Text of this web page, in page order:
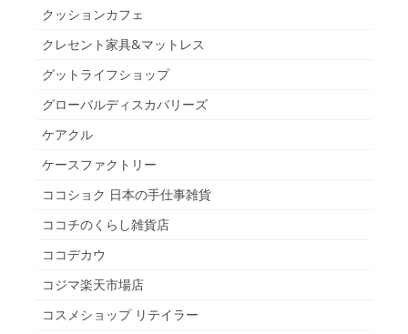
クッションカフェ
クレセント家具&マットレス
グットライフショップ
グローバルディスカバリーズ
ケアクル
ケースファクトリー
ココショク 日本の手仕事雑貨
ココチのくらし雑貨店
ココデカウ
コジマ楽天市場店
コスメショップ リテイラー